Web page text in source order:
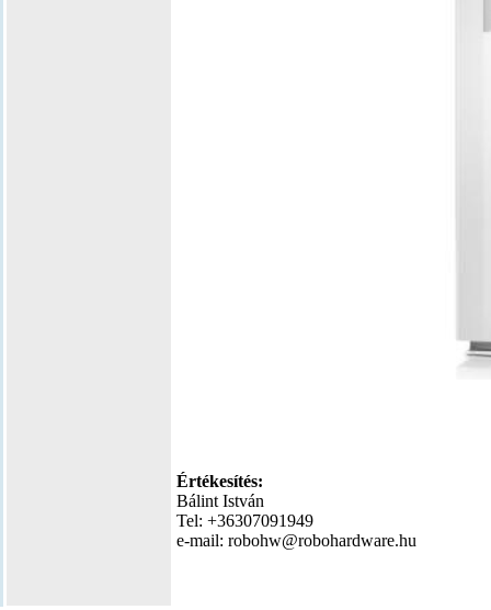
Értékesítés:
Bálint István
Tel: +36307091949
e-mail: robohw@robohardware.hu